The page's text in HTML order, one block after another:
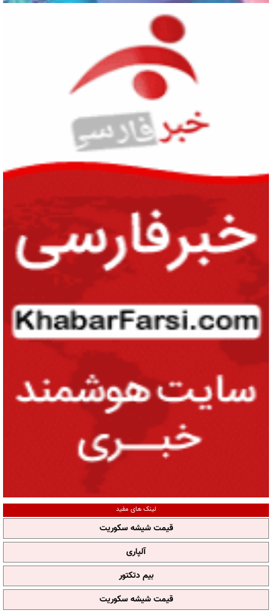
لینک های مفید
قیمت شیشه سکوریت
آلپاری
بیم دتکتور
قیمت شیشه سکوریت